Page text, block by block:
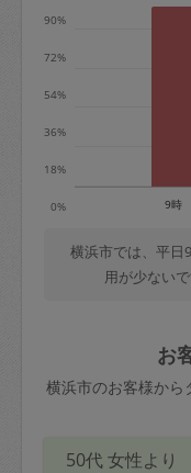
0%
18%
36%
54%
72%
90%
9時
横浜市では、平日
用が少ない
お
横浜市のお客様から
50代 女性より